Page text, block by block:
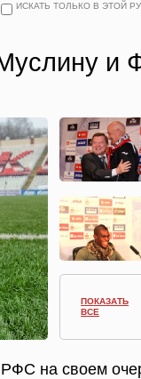
ИСКАТЬ ТОЛЬКО В ЭТОЙ
и
ПОКАЗАТЬ
ВСЕ
на своем